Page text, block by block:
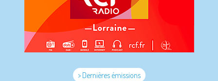
> Dernières émissions